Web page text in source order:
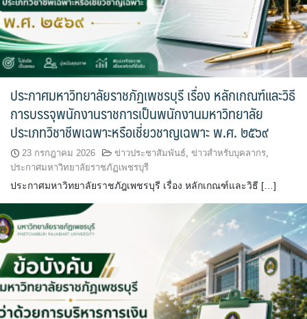
ประกาศมหาวิทยาลัยราชภัฏเพชรบุรี เรื่อง หลักเกณฑ์และวิธี
การบรรจุพนักงานราชการเป็นพนักงานมหาวิทยาลัย
ประเภทวิชาชีพเฉพาะหรือเชี่ยวชาญเฉพาะ พ.ศ. ๒๕๖๙
23 กรกฎาคม 2026 ข่าวประชาสัมพันธ์ ข่าวสำหรับบุคลากร
ประกาศมหาวิทยาลัยราชภัฏเพชรบุรี
ประกาศมหาวิทยาลัยราชภัฎเพชรบุรี เรื่อง หลักเกณฑ์และวิธี […]